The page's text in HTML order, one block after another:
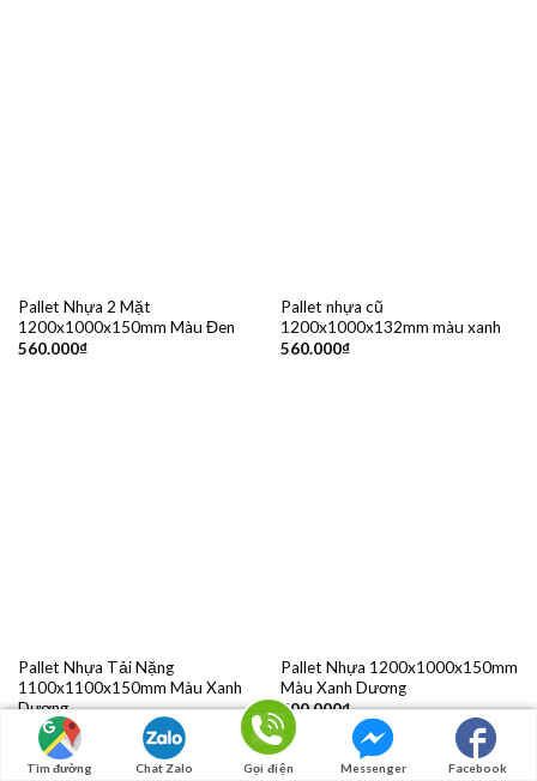
Pallet Nhựa 2 Mặt
1200x1000x150mm Màu Đen
560.000₫
Pallet nhựa cũ
1200x1000x132mm màu xanh
560.000₫
Pallet Nhựa Tải Nặng
1100x1100x150mm Màu Xanh
Dương
565.000₫
Pallet Nhựa 1200x1000x150mm
Màu Xanh Dương
600.000₫
Tìm đường Chat Zalo Gọi điện Messenger Facebook